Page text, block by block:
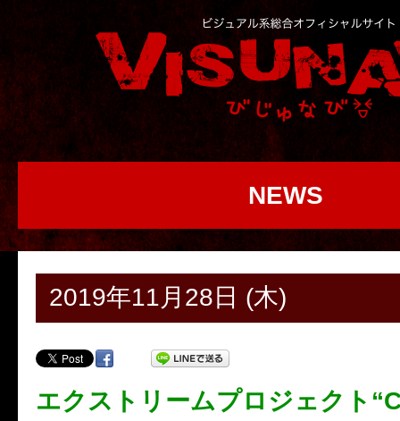
NEWS
2019年11月28日 (木)
エクストリームプロジェクト